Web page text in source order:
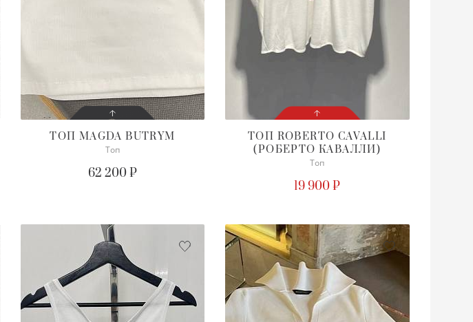
СОСТОЯНИЕ
ПОДРОБНЕЕ
ТОП MAGDA BUTRYM
Топ
62 200 ₽
СОСТОЯНИЕ
С БИРКОЙ
ТОП ROBERTO CAVALLI
(РОБЕРТО КАВАЛЛИ)
Топ
19 900 ₽